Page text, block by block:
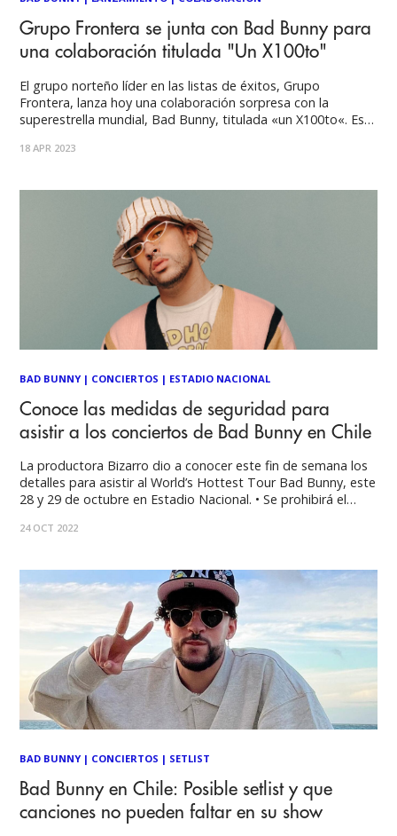
Grupo Frontera se junta con Bad Bunny para
una colaboración titulada "Un X100to"
El grupo norteño líder en las listas de éxitos, Grupo
Frontera, lanza hoy una colaboración sorpresa con la
superestrella mundial, Bad Bunny, titulada «un X100to«. Esta
que los fanáticos conocen y aman, con un toque exquisito
18 APR 2023
BAD BUNNY| CONCIERTOS | ESTADIO NACIONAL
Conoce las medidas de seguridad para
asistir a los conciertos de Bad Bunny en Chile
La productora Bizarro dio a conocer este fin de semana los
detalles para asistir al World’s Hottest Tour Bad Bunny, este
28 y 29 de octubre en Estadio Nacional. • Se prohibirá el
elemento, en casos excepcionales se aceptará un
24 OCT 2022
BAD BUNNY| CONCIERTOS | SETLIST
Bad Bunny en Chile: Posible setlist y que
canciones no pueden faltar en su show